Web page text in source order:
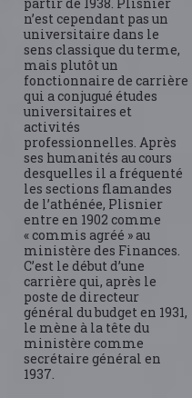
n’est cependant pas un
universitaire dans le
sens classique du terme,
mais plutôt un
fonctionnaire de carrière
qui a conjugué études
universitaires et
activités
professionnelles. Après
ses humanités au cours
desquelles il a fréquenté
les sections flamandes
de l’athénée, Plisnier
entre en 1902 comme
« commis agréé » au
ministère des Finances.
C’est le début d’une
carrière qui, après le
poste de directeur
général du budget en 1931,
le mène à la tête du
ministère comme
secrétaire général en
1937.